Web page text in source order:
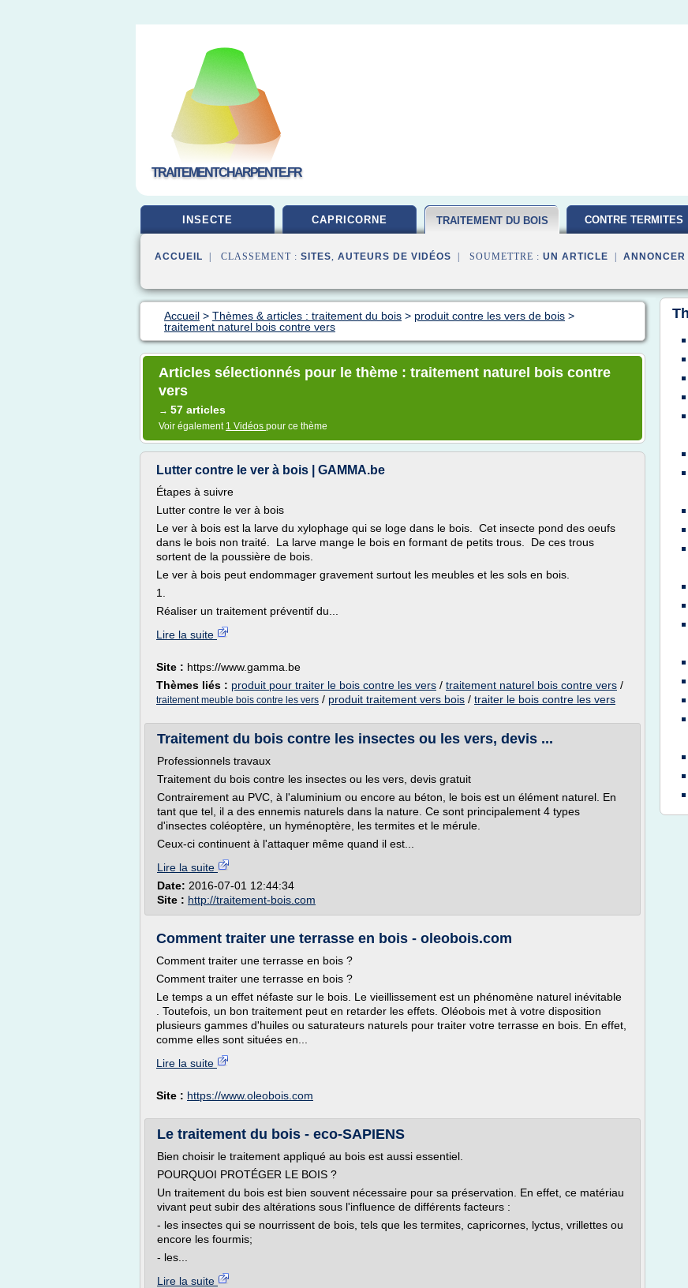
TRAITEMENTCHARPENTE.FR
INSECTE CAPRICORNE TRAITEMENT DU BOIS CONTRE TERMITES
ACCUEIL | CLASSEMENT : SITES, AUTEURS DE VIDÉOS | SOUMETTRE : UN ARTICLE ANNONCER
Accueil > Thèmes & articles : traitement du bois > produit contre les vers de bois >
traitement naturel bois contre vers
Articles sélectionnés pour le thème : traitement naturel bois contre
vers
→ 57 articles
Voir également 1 Vidéos pour ce thème
Lutter contre le ver à bois | GAMMA.be
Étapes à suivre
Lutter contre le ver à bois
Le ver à bois est la larve du xylophage qui se loge dans le bois. Cet insecte pond des oeufs
dans le bois non traité. La larve mange le bois en formant de petits trous. De ces trous
sortent de la poussière de bois.
Le ver à bois peut endommager gravement surtout les meubles et les sols en bois.
1.
Réaliser un traitement préventif du...
Lire la suite
Site : https://www.gamma.be
Thèmes liés : produit pour traiter le bois contre les vers / traitement naturel bois contre vers /
traitement meuble bois contre les vers / produit traitement vers bois / traiter le bois contre les vers
Traitement du bois contre les insectes ou les vers, devis ...
Professionnels travaux
Traitement du bois contre les insectes ou les vers, devis gratuit
Contrairement au PVC, à l'aluminium ou encore au béton, le bois est un élément naturel. En
tant que tel, il a des ennemis naturels dans la nature. Ce sont principalement 4 types
d'insectes coléoptère, un hyménoptère, les termites et le mérule.
Ceux-ci continuent à l'attaquer même quand il est...
Lire la suite
Date: 2016-07-01 12:44:34
Site : http://traitement-bois.com
Comment traiter une terrasse en bois - oleobois.com
Comment traiter une terrasse en bois ?
Comment traiter une terrasse en bois ?
Le temps a un effet néfaste sur le bois. Le vieillissement est un phénomène naturel inévitable
. Toutefois, un bon traitement peut en retarder les effets. Oléobois met à votre disposition
plusieurs gammes d'huiles ou saturateurs naturels pour traiter votre terrasse en bois. En effet,
comme elles sont situées en...
Lire la suite
Site : https://www.oleobois.com
Le traitement du bois - eco-SAPIENS
Bien choisir le traitement appliqué au bois est aussi essentiel.
POURQUOI PROTÉGER LE BOIS ?
Un traitement du bois est bien souvent nécessaire pour sa préservation. En effet, ce matériau
vivant peut subir des altérations sous l'influence de différents facteurs :
- les insectes qui se nourrissent de bois, tels que les termites, capricornes, lyctus, vrillettes ou
encore les fourmis;
- les...
Lire la suite